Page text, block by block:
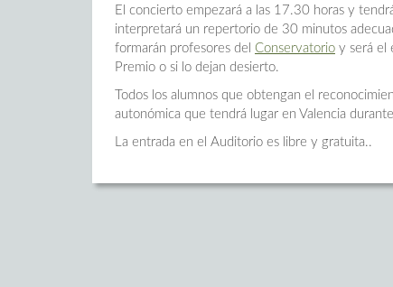
El concierto empezará a las 17.30 horas y
interpretará un repertorio de 30 minutos
formarán profesores del Conservatorio y será el
Premio o si lo dejan desierto.
Todos los alumnos que obtengan el
autonómica que tendrá lugar en Valencia
La entrada en el Auditorio es libre y gratuita..